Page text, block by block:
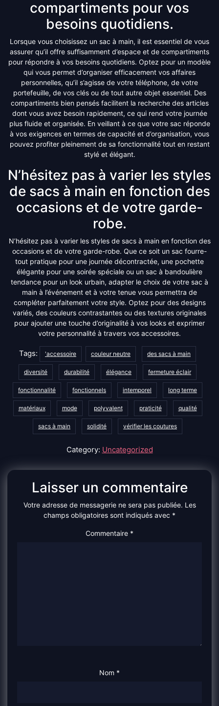
compartiments pour vos
besoins quotidiens.
Lorsque vous choisissez un sac à main, il est essentiel de vous
assurer qu’il offre suffisamment d’espace et de compartiments
pour répondre à vos besoins quotidiens. Optez pour un modèle
qui vous permet d’organiser efficacement vos affaires
personnelles, qu’il s’agisse de votre téléphone, de votre
portefeuille, de vos clés ou de tout autre objet essentiel. Des
compartiments bien pensés facilitent la recherche des articles
dont vous avez besoin rapidement, ce qui rend votre journée
plus fluide et organisée. En veillant à ce que votre sac réponde
à vos exigences en termes de capacité et d’organisation, vous
pouvez profiter pleinement de sa fonctionnalité tout en restant
stylé et élégant.
N’hésitez pas à varier les styles
de sacs à main en fonction des
occasions et de votre garde-
robe.
N’hésitez pas à varier les styles de sacs à main en fonction des
occasions et de votre garde-robe. Que ce soit un sac fourre-
tout pratique pour une journée décontractée, une pochette
élégante pour une soirée spéciale ou un sac à bandoulière
tendance pour un look urbain, adapter le choix de votre sac à
main à l’événement et à votre tenue vous permettra de
compléter parfaitement votre style. Optez pour des designs
variés, des couleurs contrastantes ou des textures originales
pour ajouter une touche d’originalité à vos looks et exprimer
votre personnalité à travers vos accessoires.
Tags: 'accessoire couleur neutre des sacs à main
diversité durabilité élégance fermeture éclair
fonctionnalité fonctionnels intemporel long terme
matériaux mode polyvalent praticité qualité
sacs à main solidité vérifier les coutures
Category: Uncategorized
Laisser un commentaire
Votre adresse de messagerie ne sera pas publiée. Les
champs obligatoires sont indiqués avec *
Commentaire *
Nom *